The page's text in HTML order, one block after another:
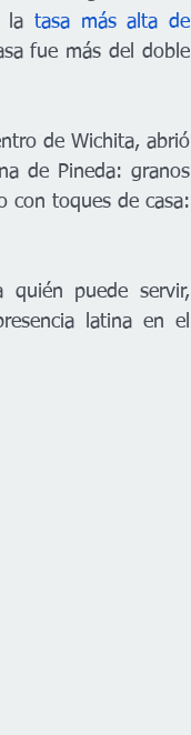
la tasa más alta de
fue más del doble
de Wichita, abrió
de Pineda: granos
con toques de casa:
puede servir,
latina en el